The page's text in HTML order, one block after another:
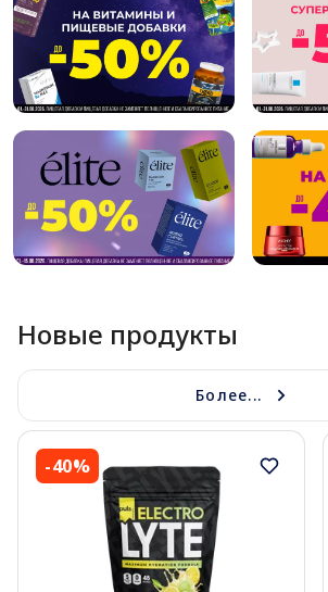
Новые продукты
Более...
-40%